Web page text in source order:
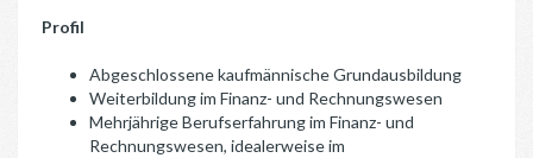
Profil
Abgeschlossene kaufmännische Grundausbildung
Weiterbildung im Finanz- und Rechnungswesen
Mehrjährige Berufserfahrung im Finanz- und
Rechnungswesen, idealerweise im